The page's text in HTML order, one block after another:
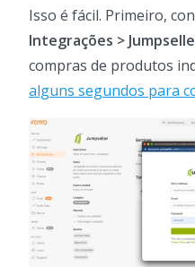
Isso é fácil. Primeiro,
Integrações >
compras de produtos
alguns segundos para